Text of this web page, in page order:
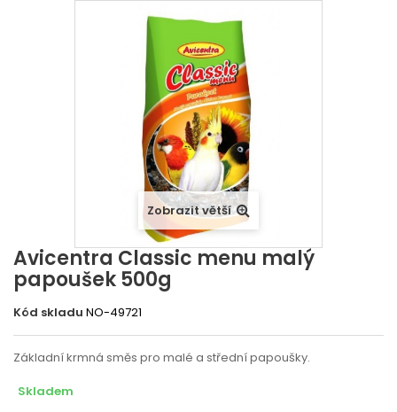
Zobrazit větší
Avicentra Classic menu malý
papoušek 500g
Kód skladu NO-49721
Základní krmná směs pro malé a střední papoušky.
Skladem